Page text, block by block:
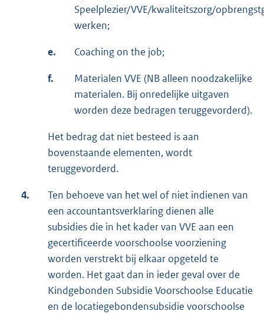
Speelplezier/VVE/kwaliteitszorg/
werken;
e. Coaching on the job;
f.
Materialen VVE (NB alleen noodzakelijke
materialen. Bij onredelijke uitgaven
worden deze bedragen teruggevorderd).
Het bedrag dat niet besteed is aan
bovenstaande elementen, wordt
teruggevorderd.
4.
Ten behoeve van het wel of niet indienen van
een accountantsverklaring dienen alle
subsidies die in het kader van VVE aan een
gecertificeerde voorschoolse voorziening
worden verstrekt bij elkaar opgeteld te
worden. Het gaat dan in ieder geval over de
Kindgebonden Subsidie Voorschoolse Educatie
en de locatiegebondensubsidie voorschoolse